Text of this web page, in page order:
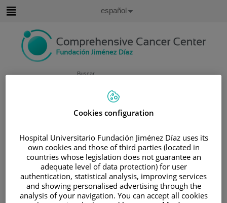
contenido
Buscar
idioma
Idioma
Español
ÁREA DEL PACIENTE
/INFORMACIÓN Y SOPORTE AL PACIENTE
/TIPOS DE CÁNCER
ÁREA DE CÁNCER ENDOCRINO
/CARCINOMA EN LA CORTEZA
SUPRARRENALES
Cookies configuration
Hospital Universitario Fundación Jiménez Díaz uses its
own cookies and those of third parties (located in
countries whose legislation does not guarantee an
adequate level of data protection) for user
authentication, statistical analysis, improving services
and showing personalised advertising through the
analysis of your navigation. You can accept all cookies